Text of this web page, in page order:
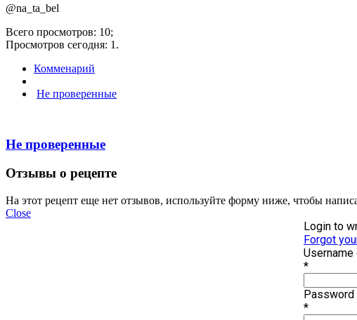
@na_ta_bel
Всего просмотров: 10;
Просмотров сегодня: 1.
Комменарий
Не проверенные
Не проверенные
Отзывы о рецепте
На этот рецепт еще нет отзывов, используйте форму ниже, чтобы
Close
Login to
Forgot
Username
*
Password
*